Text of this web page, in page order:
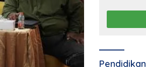
Pendidikan